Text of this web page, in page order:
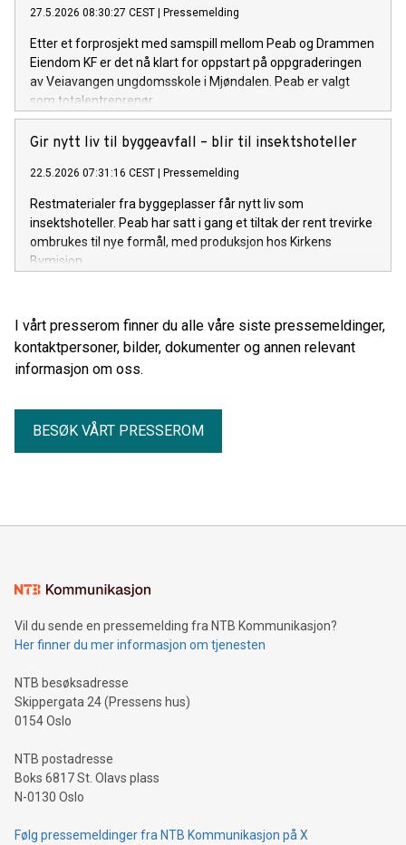
27.5.2026 08:30:27 CEST | Pressemelding
Etter et forprosjekt med samspill mellom Peab og Drammen
Eiendom KF er det nå klart for oppstart på oppgraderingen
av Veiavangen ungdomsskole i Mjøndalen. Peab er valgt
som totalentreprenør.
Gir nytt liv til byggeavfall – blir til insektshoteller
22.5.2026 07:31:16 CEST | Pressemelding
Restmaterialer fra byggeplasser får nytt liv som
insektshoteller. Peab har satt i gang et tiltak der rent trevirke
ombrukes til nye formål, med produksjon hos Kirkens
Bymisjon.
I vårt presserom finner du alle våre siste pressemeldinger,
kontaktpersoner, bilder, dokumenter og annen relevant
informasjon om oss.
BESØK VÅRT PRESSEROM
Vil du sende en pressemelding fra NTB Kommunikasjon?
Her finner du mer informasjon om tjenesten
NTB besøksadresse
Skippergata 24 (Pressens hus)
0154 Oslo
NTB postadresse
Boks 6817 St. Olavs plass
N-0130 Oslo
Følg pressemeldinger fra NTB Kommunikasjon på X